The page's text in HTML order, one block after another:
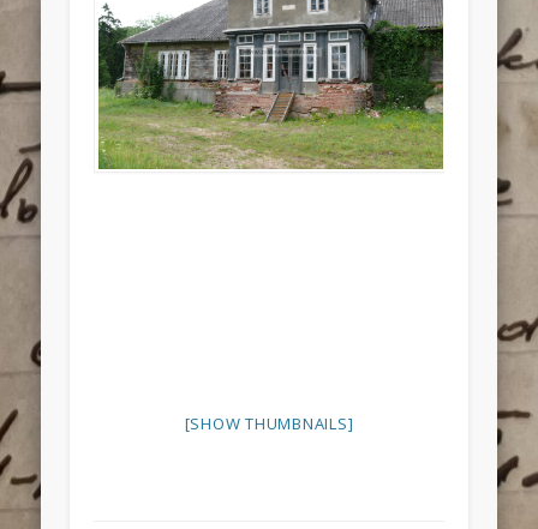
[SHOW THUMBNAILS]